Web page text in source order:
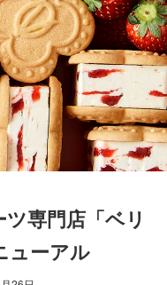
ツ専門店「ベリ
ューアル